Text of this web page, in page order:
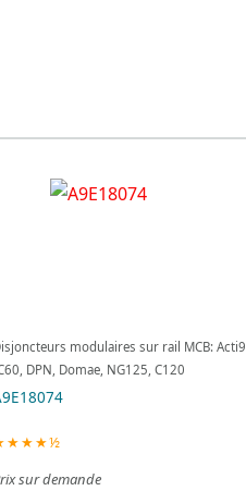
modulaires sur rail MCB: Acti9
DPN, Domae, NG125, C120
sur demande